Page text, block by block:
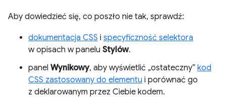
Aby dowiedzieć się, co poszło nie tak, sprawdź:
dokumentacja CSS i specyficzność selektora
w opisach w panelu Stylów.
panel Wynikowy, aby wyświetlić „ostateczny” kod
CSS zastosowany do elementu i porównać go
z deklarowanym przez Ciebie kodem.